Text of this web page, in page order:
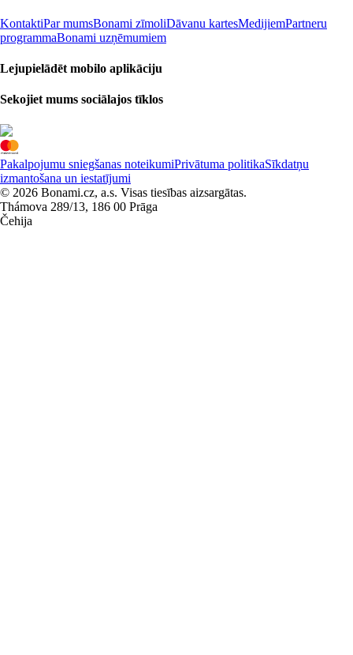
KontaktiPar mumsBonami zīmoliDāvanu kartesMedijiemPartneru
programmaBonami uzņēmumiem
Lejupielādēt mobilo aplikāciju
Sekojiet mums sociālajos tīklos
Pakalpojumu sniegšanas noteikumiPrivātuma politikaSīkdatņu
izmantošana un iestatījumi
© 2026 Bonami.cz, a.s. Visas tiesības aizsargātas.
Thámova 289/13, 186 00 Prāga
Čehija